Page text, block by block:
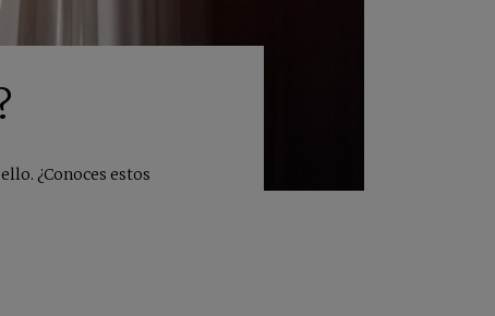
¿Conoces estos